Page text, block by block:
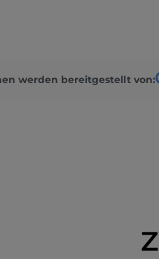
den Römern gegründete
lieben, besuchen Sie den
das Leben der
werden bereitgestellt von: